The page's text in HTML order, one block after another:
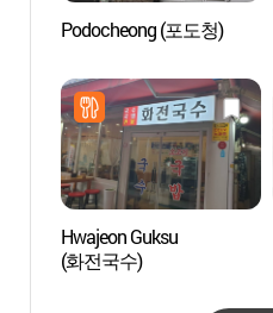
Podocheong (포도청)
Hwajeon Guksu
(화전국수)